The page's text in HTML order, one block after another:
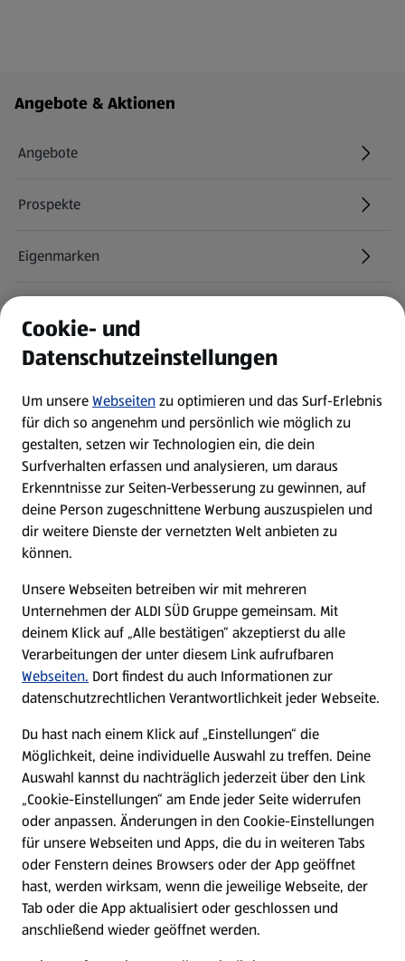
Fußzeilenmenü - weitere Links
Angebote & Aktionen
Angebote
Prospekte
Eigenmarken
Newsletter
WhatsApp
Über ALDI SÜD
Filialen
Nachhaltigkeit
Karriere
Presse
Hilfe & Kontakt
(öffnet in einem neuen Tab)
Unternehmen
Folge uns hier:
Cookie- und
Datenschutzeinstellungen
Um unsereWebseitenzu optimieren und das Surf-Erlebnis
für dich so angenehm und persönlich wie möglich zu
gestalten, setzen wir Technologien ein, die dein
Surfverhalten erfassen und analysieren, um daraus
Erkenntnisse zur Seiten-Verbesserung zu gewinnen, auf
deine Person zugeschnittene Werbung auszuspielen und
dir weitere Dienste der vernetzten Welt anbieten zu
können.
Unsere Webseiten betreiben wir mit mehreren
Unternehmen der ALDI SÜD Gruppe gemeinsam. Mit
deinem Klick auf „Alle bestätigen“ akzeptierst du alle
Verarbeitungen der unter diesem Link aufrufbaren
Webseiten. Dort findest du auch Informationen zur
datenschutzrechtlichen Verantwortlichkeit jeder Webseite.
Du hast nach einem Klick auf „Einstellungen“ die
Möglichkeit, deine individuelle Auswahl zu treffen. Deine
Auswahl kannst du nachträglich jederzeit über den Link
„Cookie-Einstellungen“ am Ende jeder Seite widerrufen
oder anpassen. Änderungen in den Cookie-Einstellungen
für unsere Webseiten und Apps, die du in weiteren Tabs
oder Fenstern deines Browsers oder der App geöffnet
hast, werden wirksam, wenn die jeweilige Webseite, der
Tab oder die App aktualisiert oder geschlossen und
anschließend wieder geöffnet werden.